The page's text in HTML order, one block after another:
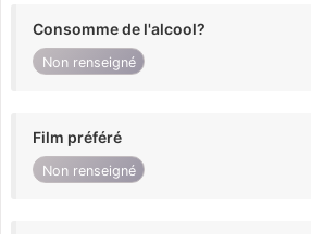
Consomme de l'alcool?
Non renseigné
Film préféré
Non renseigné